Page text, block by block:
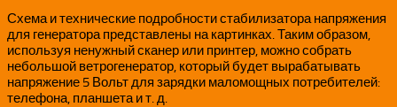
Схема и технические подробности стабилизатора напряжения
для генератора представлены на картинках. Таким образом,
используя ненужный сканер или принтер, можно собрать
небольшой ветрогенератор, который будет вырабатывать
напряжение 5 Вольт для зарядки маломощных потребителей:
телефона, планшета и т. д.